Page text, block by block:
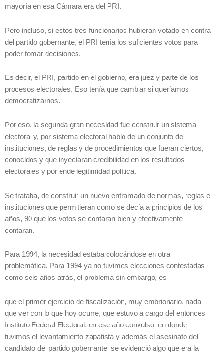
mayoría en esa Cámara era del PRI.
Pero incluso, si estos tres funcionarios hubieran votado en contra
del partido gobernante, el PRI tenía los suficientes votos para
poder tomar decisiones.
Es decir, el PRI, partido en el gobierno, era juez y parte de los
procesos electorales. Eso tenía que cambiar si queríamos
democratizarnos.
Por eso, la segunda gran necesidad fue construir un sistema
electoral y, por sistema electoral hablo de un conjunto de
instituciones, de reglas y de procedimientos que fueran ciertos,
conocidos y que inyectaran credibilidad en los resultados
electorales y por ende legitimidad política.
Se trataba, de construir un nuevo entramado de normas, reglas e
instituciones que permitieran como se decía a principios de los
años, 90 que los votos se contaran bien y efectivamente
contaran.
Para 1994, la necesidad estaba colocándose en otra
problemática. Para 1994 ya no tuvimos elecciones contestadas
como seis años atrás, el problema sin embargo, es
que el primer ejercicio de fiscalización, muy embrionario, nada
que ver con lo que hoy ocurre, que estuvo a cargo del entonces
Instituto Federal Electoral, en ese año convulso, en donde
tuvimos el levantamiento zapatista y además el asesinato del
candidato del partido gobernante, se evidenció algo que era la